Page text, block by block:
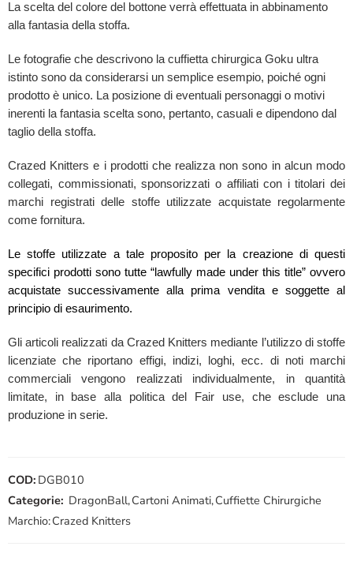
La scelta del colore del bottone verrà effettuata in abbinamento
alla fantasia della stoffa.
Le fotografie che descrivono la cuffietta chirurgica Goku ultra
istinto sono da considerarsi un semplice esempio, poiché ogni
prodotto è unico. La posizione di eventuali personaggi o motivi
inerenti la fantasia scelta sono, pertanto, casuali e dipendono dal
taglio della stoffa.
Crazed Knitters e i prodotti che realizza non sono in alcun modo
collegati, commissionati, sponsorizzati o affiliati con i titolari dei
marchi registrati delle stoffe utilizzate acquistate regolarmente
come fornitura.
Le stoffe utilizzate a tale proposito per la creazione di questi
specifici prodotti sono tutte “lawfully made under this title” ovvero
acquistate successivamente alla prima vendita e soggette al
principio di esaurimento.
Gli articoli realizzati da Crazed Knitters mediante l’utilizzo di stoffe
licenziate che riportano effigi, indizi, loghi, ecc. di noti marchi
commerciali vengono realizzati individualmente, in quantità
limitate, in base alla politica del Fair use, che esclude una
produzione in serie.
COD: DGB010
Categorie: DragonBall,Cartoni Animati,Cuffiette Chirurgiche
Marchio:Crazed Knitters